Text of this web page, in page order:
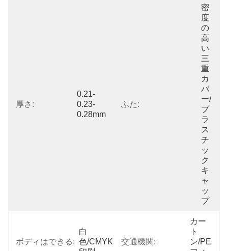
厚さ:
0.21-
0.23-
0.28mm
ふた:
密
度
の
高
い
三
重
カ
バ
ー/
プ
ラ
ス
チ
ッ
ク
キ
ャ
ッ
プ
ボディはできる:
白
色/CMYK
交通機関:
カー
ト
ン/PE